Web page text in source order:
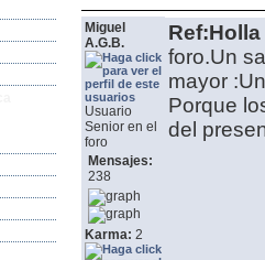
Miguel
A.G.B.
Usuario
Senior en el
foro
Mensajes:
238
Karma: 2
foro.Un
mayor
Porque
del